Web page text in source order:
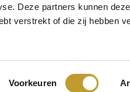
Deze partners kunnen
verstrekt of die zij hebben
Voorkeuren